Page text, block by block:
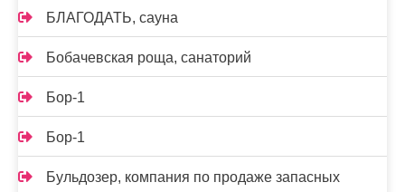
БЛАГОДАТЬ, сауна
Бобачевская роща, санаторий
Бор-1
Бор-1
Бульдозер, компания по продаже запасных